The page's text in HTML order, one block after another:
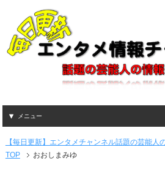
メニュー
【毎日更新】エンタメチャンネル話題の芸能人
TOP
おおしまみゆ